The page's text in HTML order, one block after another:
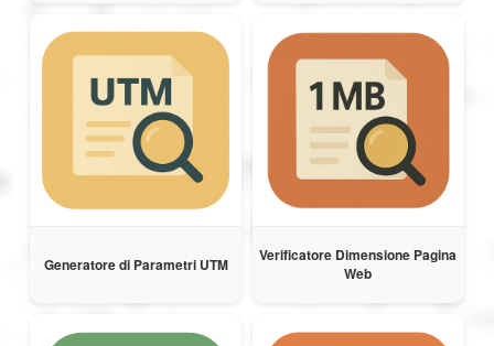
Generatore di Parametri UTM
Verificatore Dimensione Pagina
Web